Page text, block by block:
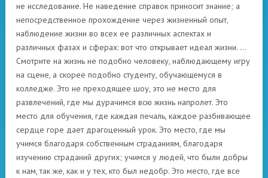
не исследование. Не наведение справок приносит знание; а
непосредственное прохождение через жизненный опыт,
наблюдение жизни во всех ее различных аспектах и
различных фазах и сферах: вот что открывает идеал жизни. …
Смотрите на жизнь не подобно человеку, наблюдающему игру
на сцене, а скорее подобно студенту, обучающемуся в
колледже. Это не преходящее шоу, это не место для
развлечений, где мы дурачимся всю жизнь напролет. Это
место для обучения, где каждая печаль, каждое разбивающее
сердце горе дает драгоценный урок. Это место, где мы
учимся благодаря собственным страданиям, благодаря
изучению страданий других; учимся у людей, что были добры
к нам, так же, как и у тех, кто был недобр. Это место, где все